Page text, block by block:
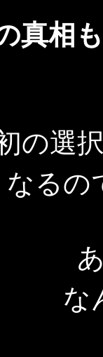
真相
の選
なるの
な